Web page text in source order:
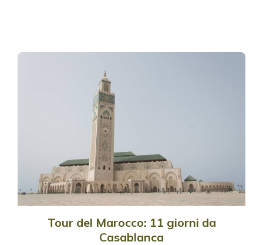
Tour del Marocco: 11 giorni da
Casablanca